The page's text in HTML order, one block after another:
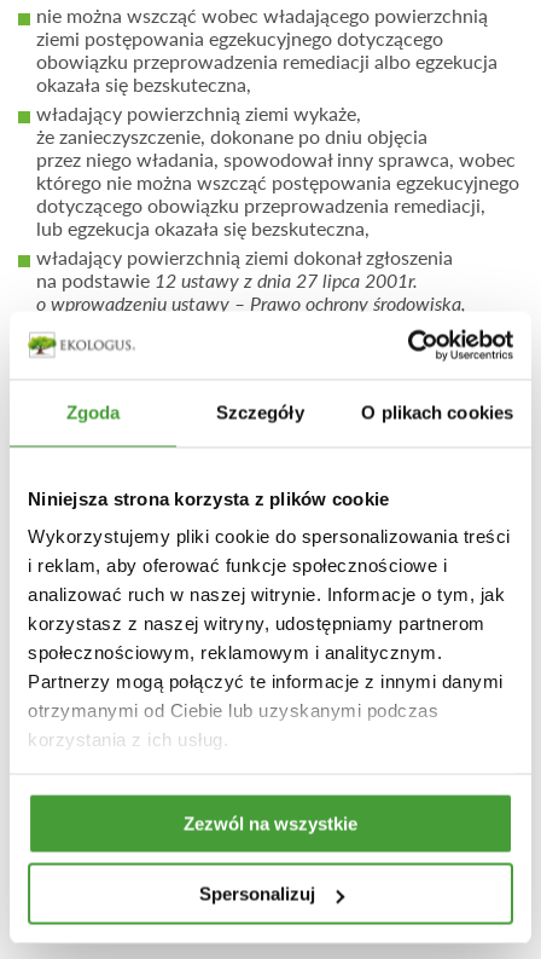
Zgoda Szczegóły O plikach cookies
Niniejsza strona korzysta z plików cookie
Wykorzystujemy pliki cookie do spersonalizowania treści
i reklam, aby oferować funkcje społecznościowe i
analizować ruch w naszej witrynie. Informacje o tym, jak
korzystasz z naszej witryny, udostępniamy partnerom
społecznościowym, reklamowym i analitycznym.
Partnerzy mogą połączyć te informacje z innymi danymi
otrzymanymi od Ciebie lub uzyskanymi podczas
korzystania z ich usług.
Zezwól na wszystkie
Spersonalizuj
nie można wszcząć wobec władającego powierzchnią
ziemi postępowania egzekucyjnego dotyczącego
obowiązku przeprowadzenia remediacji albo egzekucja
okazała się bezskuteczna,
władający powierzchnią ziemi wykaże,
że zanieczyszczenie, dokonane po dniu objęcia
przez niego władania, spowodował inny sprawca, wobec
którego nie można wszcząć postępowania egzekucyjnego
dotyczącego obowiązku przeprowadzenia remediacji,
lub egzekucja okazała się bezskuteczna,
władający powierzchnią ziemi dokonał zgłoszenia
na podstawie 12 ustawyz dnia 27 lipca 2001r.
o wprowadzeniu ustawy – Prawo ochrony środowiska,
ustawy o odpadach oraz o zmianie niektórych ustaw (Dz.U.
poz.1085, z późn. zm.32)
oraz starosta uwzględnił
standardów jakości gleby lub ziemi, z wyszczególnieniem
terenów, na których obowiązek rekultywacji obciążał
z uwagi na zagrożenie dla zdrowia ludzi lub możliwość
zaistnienia nieodwracalnych szkód w środowisku jest
konieczne niezwłoczne jej przeprowadzenie.
W celu przeprowadzenia remediacji historycznego
zanieczyszczenia powierzchni ziemi właściciel gruntu
lub inny sprawca, musi przedłożyć do RDOŚ wniosek
o wydanie decyzji ustalającej plan remediacji, który zawiera
projekt planu remediacji. W przypadku braku wniosku
obowiązek przeprowadzenia remediacji na podstawie
ustalonego przez RDOŚ planu remediacji, w tym przypadku
właściciel gruntu lub inny sprawca ma obowiązek zwrócić
koszty opracowania projektu planu remediacji.